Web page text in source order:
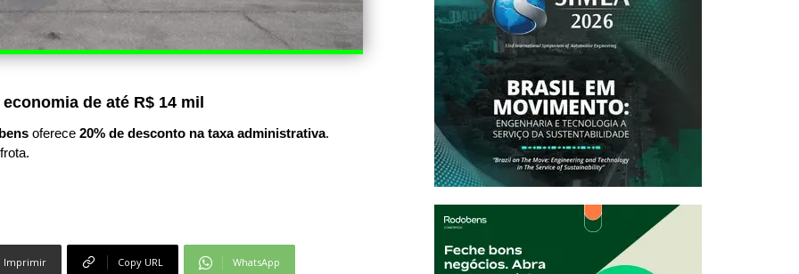
de até R$ 14 mil
oferece 20% de desconto na taxa administrativa.
Imprimir Copy URL WhatsApp